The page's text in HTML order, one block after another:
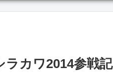
カワ2014参戦記